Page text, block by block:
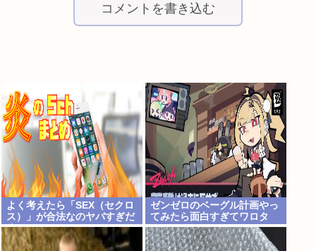
コメントを書き込む
よく考えたら「SEX（セクロ
ス）」が合法なのヤバすぎだ
ろ
ゼンゼロのベーグル計画やっ
てみたら面白すぎてワロタ
www